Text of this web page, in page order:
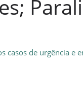
casos de urgência e